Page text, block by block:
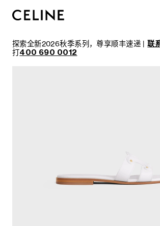
探索全新2026秋季系列，尊享顺丰速递 |联
打400 690 0012